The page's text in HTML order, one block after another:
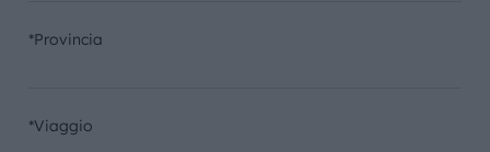
*Provincia
*Viaggio